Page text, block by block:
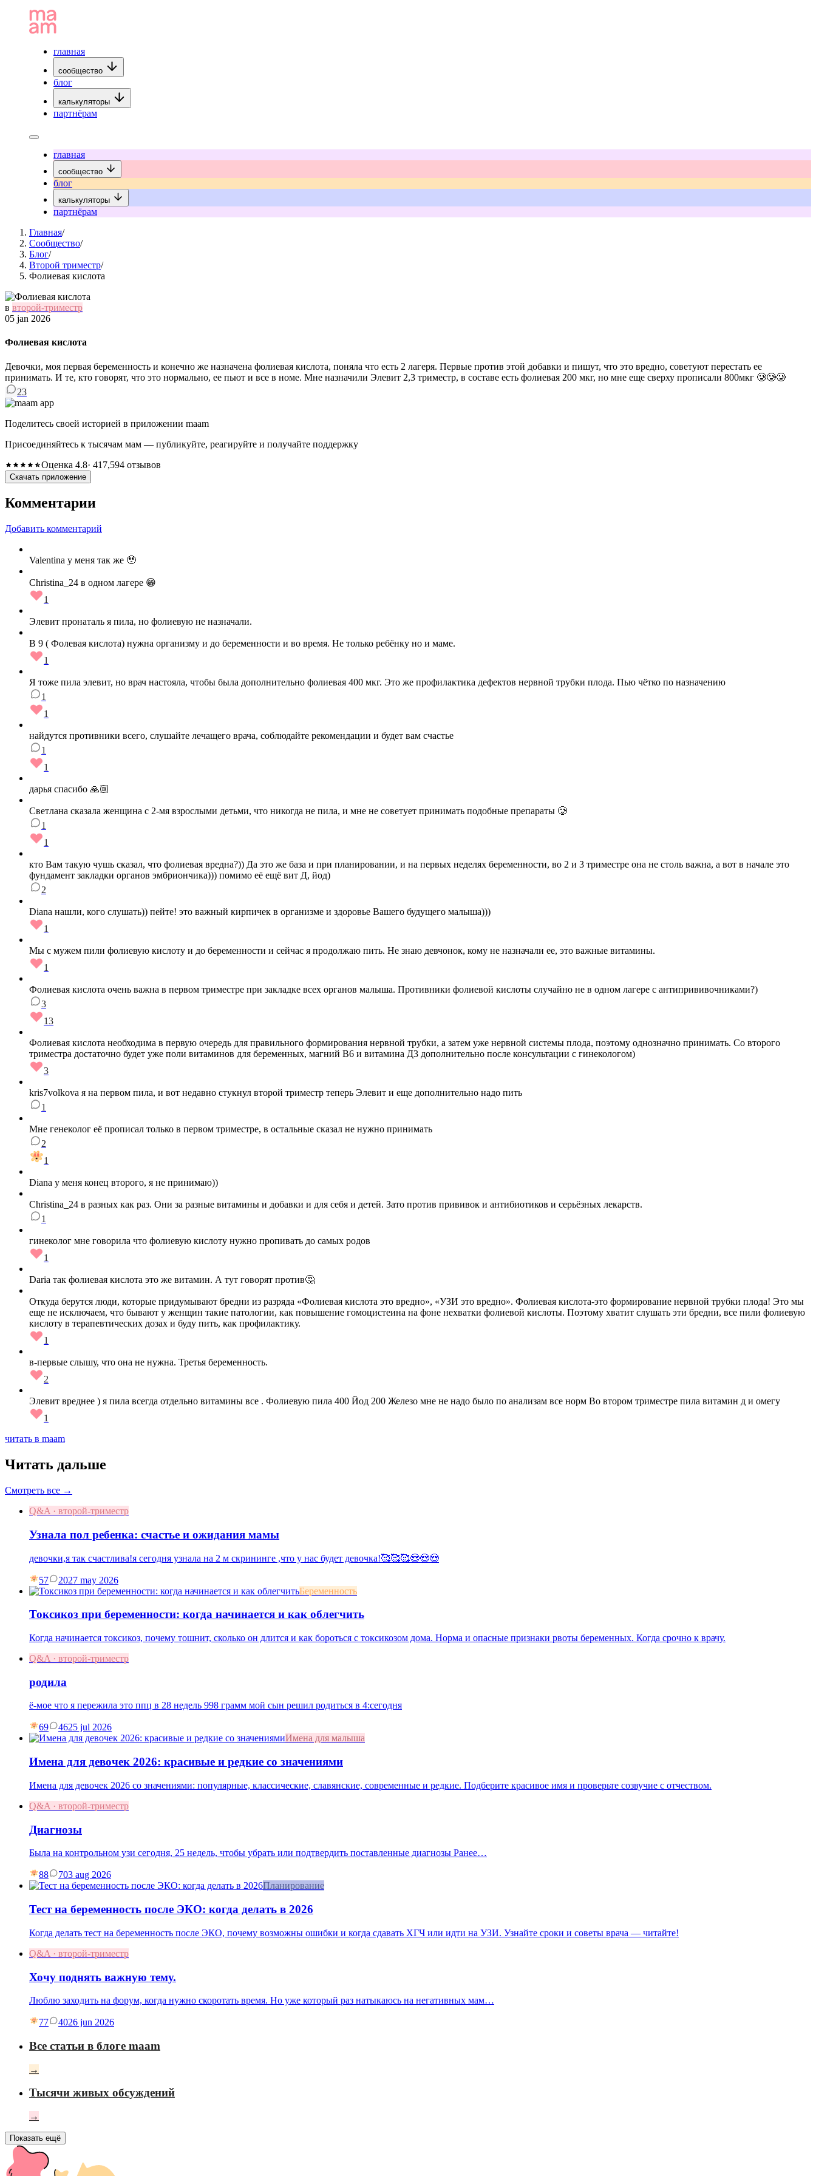
главная
сообщество
блог
калькуляторы
партнёрам
главная
сообщество
блог
калькуляторы
партнёрам
Главная/
Сообщество/
Блог/
Второй триместр/
Фолиевая кислота
в второй-триместр
05 jan 2026
Фолиевая кислота
Девочки, моя первая беременность и конечно же назначена фолиевая кислота, поняла что есть 2 лагеря. Первые против этой добавки и пишут, что это вредно, советуют перестать ее
принимать. И те, кто говорят, что это нормально, ее пьют и все в номе. Мне назначили Элевит 2,3 триместр, в составе есть фолиевая 200 мкг, но мне еще сверху прописали 800мкг 🥲🥲🥲
23
Поделитесь своей историей в приложении maam
Присоединяйтесь к тысячам мам — публикуйте, реагируйте и получайте поддержку
Оценка 4.8· 417,594 отзывов
Скачать приложение
Комментарии
Добавить комментарий
Valentina у меня так же 🥹
Christina_24 в одном лагере 😁
1
Элевит пронаталь я пила, но фолиевую не назначали.
В 9 ( Фолевая кислота) нужна организму и до беременности и во время. Не только ребёнку но и маме.
1
Я тоже пила элевит, но врач настояла, чтобы была дополнительно фолиевая 400 мкг. Это же профилактика дефектов нервной трубки плода. Пью чётко по назначению
1
1
найдутся противники всего, слушайте лечащего врача, соблюдайте рекомендации и будет вам счастье
1
1
дарья спасибо 🙏🏼
Светлана сказала женщина с 2-мя взрослыми детьми, что никогда не пила, и мне не советует принимать подобные препараты 🥲
1
1
кто Вам такую чушь сказал, что фолиевая вредна?)) Да это же база и при планировании, и на первых неделях беременности, во 2 и 3 триместре она не столь важна, а вот в начале это
фундамент закладки органов эмбриончика))) помимо её ещё вит Д, йод)
2
Diana нашли, кого слушать)) пейте! это важный кирпичек в организме и здоровье Вашего будущего малыша)))
1
Мы с мужем пили фолиевую кислоту и до беременности и сейчас я продолжаю пить. Не знаю девчонок, кому не назначали ее, это важные витамины.
1
Фолиевая кислота очень важна в первом триместре при закладке всех органов малыша. Противники фолиевой кислоты случайно не в одном лагере с антипрививочниками?)
3
13
Фолиевая кислота необходима в первую очередь для правильного формирования нервной трубки, а затем уже нервной системы плода, поэтому однозначно принимать. Со второго
триместра достаточно будет уже поли витаминов для беременных, магний В6 и витамина Д3 дополнительно после консультации с гинекологом)
3
kris7volkova я на первом пила, и вот недавно стукнул второй триместр теперь Элевит и еще дополнительно надо пить
1
Мне генеколог её прописал только в первом триместре, в остальные сказал не нужно принимать
2
1
Diana у меня конец второго, я не принимаю))
Christina_24 в разных как раз. Они за разные витамины и добавки и для себя и детей. Зато против прививок и антибиотиков и серьёзных лекарств.
1
гинеколог мне говорила что фолиевую кислоту нужно пропивать до самых родов
1
Daria так фолиевая кислота это же витамин. А тут говорят против🤔
Откуда берутся люди, которые придумывают бредни из разряда «Фолиевая кислота это вредно», «УЗИ это вредно». Фолиевая кислота-это формирование нервной трубки плода! Это мы
еще не исключаем, что бывают у женщин такие патологии, как повышение гомоцистеина на фоне нехватки фолиевой кислоты. Поэтому хватит слушать эти бредни, все пили фолиевую
кислоту в терапевтических дозах и буду пить, как профилактику.
1
в-первые слышу, что она не нужна. Третья беременность.
2
Элевит вреднее ) я пила всегда отдельно витамины все . Фолиевую пила 400 Йод 200 Железо мне не надо было по анализам все норм Во втором триместре пила витамин д и омегу
1
читать в maam
Читать дальше
Смотреть все →
Q&A · второй-триместр
Узнала пол ребенка: счастье и ожидания мамы
девочки,я так счастлива!я сегодня узнала на 2 м скрининге ,что у нас будет девочка!🥰🥰🥰😍😍😍
57 2027 may 2026
Беременность
Токсикоз при беременности: когда начинается и как облегчить
Когда начинается токсикоз, почему тошнит, сколько он длится и как бороться с токсикозом дома. Норма и опасные признаки рвоты беременных. Когда срочно к врачу.
Q&A · второй-триместр
родила
ё-мое что я пережила это ппц в 28 недель 998 грамм мой сын решил родиться в 4:сегодня
69 4625 jul 2026
Имена для малыша
Имена для девочек 2026: красивые и редкие со значениями
Имена для девочек 2026 со значениями: популярные, классические, славянские, современные и редкие. Подберите красивое имя и проверьте созвучие с отчеством.
Q&A · второй-триместр
Диагнозы
Была на контрольном узи сегодня, 25 недель, чтобы убрать или подтвердить поставленные диагнозы Ранее…
88 703 aug 2026
Планирование
Тест на беременность после ЭКО: когда делать в 2026
Когда делать тест на беременность после ЭКО, почему возможны ошибки и когда сдавать ХГЧ или идти на УЗИ. Узнайте сроки и советы врача — читайте!
Q&A · второй-триместр
Хочу поднять важную тему.
Люблю заходить на форум, когда нужно скоротать время. Но уже который раз натыкаюсь на негативных мам…
77 4026 jun 2026
Все статьи в блоге maam
→
Тысячи живых обсуждений
→
Показать ещё